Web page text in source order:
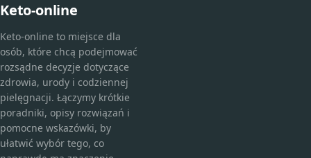
Keto-online
Keto-online to miejsce dla
osób, które chcą podejmować
rozsądne decyzje dotyczące
zdrowia, urody i codziennej
pielęgnacji. Łączymy krótkie
poradniki, opisy rozwiązań i
pomocne wskazówki, by
ułatwić wybór tego, co